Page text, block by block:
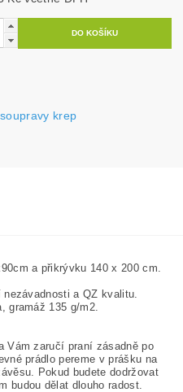
krep
a přikrývku 140 x 200 cm.
a QZ kvalitu.
gramáž 135 g/m2.
Vám zaručí praní zásadně po
prádlo pereme v prášku na
Pokud budete dodržovat
budou dělat dlouho radost.